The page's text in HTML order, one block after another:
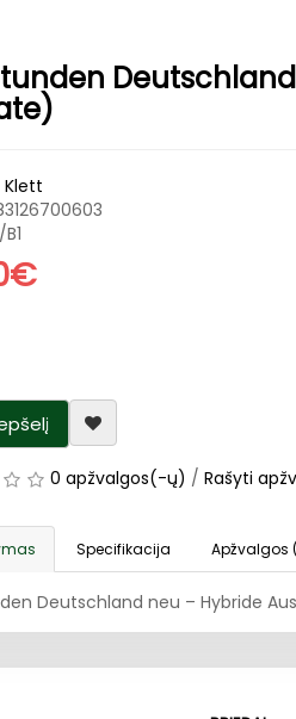
Klett
0 apžvalgos(-ų) / Rašyti
Specifikacija Apžvalgos
Deutschland neu – Hybride